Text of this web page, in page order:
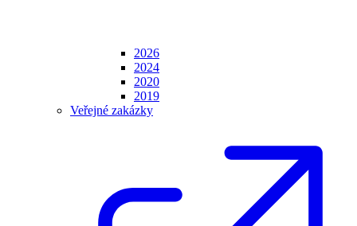
2026
2024
2020
2019
Veřejné zakázky